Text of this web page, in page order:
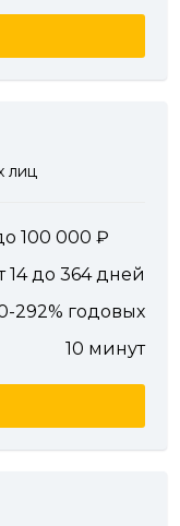
лиц
100 000
14 до 364 дней
292% годовых
10 минут